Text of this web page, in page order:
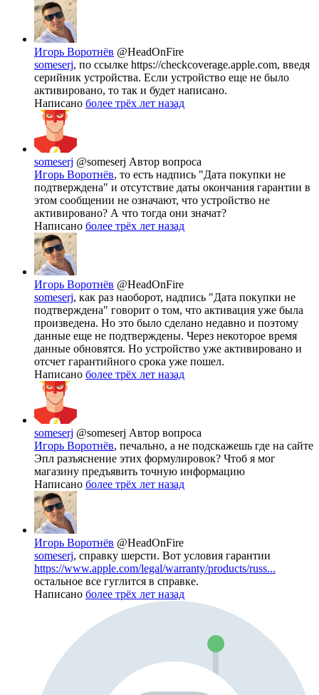
Игорь Воротнёв @HeadOnFire
someserj, по ссылке https://checkcoverage.apple.com, введя
серийник устройства. Если устройство еще не было
активировано, то так и будет написано.
Написано более трёх лет назад
someserj @someserj Автор вопроса
Игорь Воротнёв, то есть надпись "Дата покупки не
подтверждена" и отсутствие даты окончания гарантии в
этом сообщении не означают, что устройство не
активировано? А что тогда они значат?
Написано более трёх лет назад
Игорь Воротнёв @HeadOnFire
someserj, как раз наоборот, надпись "Дата покупки не
подтверждена" говорит о том, что активация уже была
произведена. Но это было сделано недавно и поэтому
данные еще не подтверждены. Через некоторое время
данные обновятся. Но устройство уже активировано и
отсчет гарантийного срока уже пошел.
Написано более трёх лет назад
someserj @someserj Автор вопроса
Игорь Воротнёв, печально, а не подскажешь где на сайте
Эпл разъяснение этих формулировок? Чтоб я мог
магазину предъявить точную информацию
Написано более трёх лет назад
Игорь Воротнёв @HeadOnFire
someserj, справку шерсти. Вот условия гарантии
https://www.apple.com/legal/warranty/products/russ...
остальное все гуглится в справке.
Написано более трёх лет назад